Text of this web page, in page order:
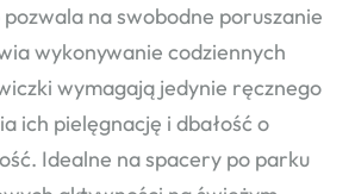
na swobodne poruszanie
wykonywanie codziennych
wymagają jedynie ręcznego
ich pielęgnację i dbałość o
Idealne na spacery po parku